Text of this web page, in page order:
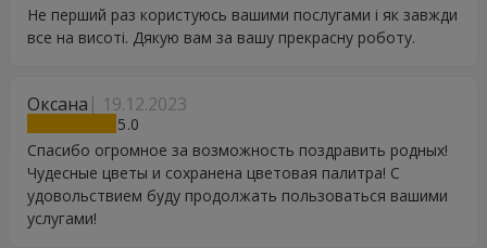
Не перший раз користуюсь вашими послугами і як завжди
все на висоті. Дякую вам за вашу прекрасну роботу.
Оксана 19.12.2023
5
Спасибо огромное за возможность поздравить родных!
Чудесные цветы и сохранена цветовая палитра! С
удовольствием буду продолжать пользоваться вашими
услугами!